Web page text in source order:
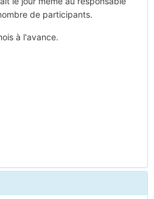
de participants.
à l'avance.